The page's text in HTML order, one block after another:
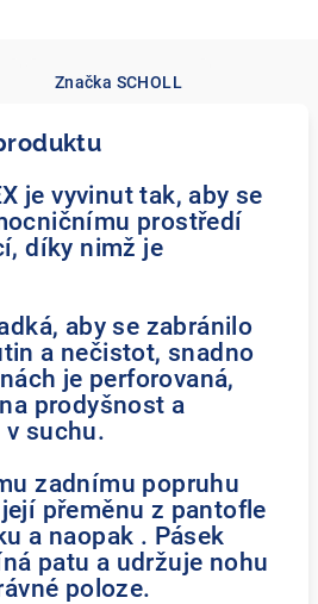
Značka SCHOLL
je vyvinut tak, aby se
prostředí
díky nimž je
aby se zabránilo
a nečistot, snadno
je perforovaná,
prodyšnost a
v suchu.
zadnímu popruhu
přeměnu z pantofle
a naopak . Pásek
patu a udržuje nohu
poloze.